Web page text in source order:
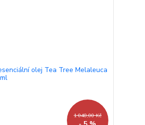
1 048,00 Kč